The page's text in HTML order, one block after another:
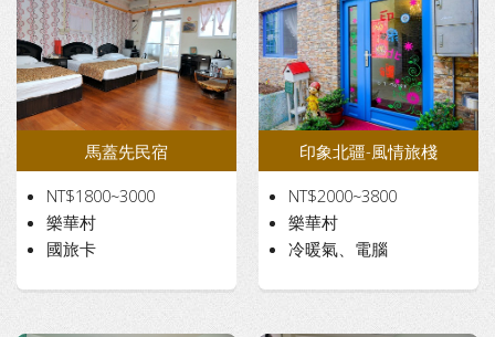
馬蓋先民宿
NT$1800~3000
樂華村
國旅卡
印象北疆-風情旅棧
NT$2000~3800
樂華村
冷暖氣、電腦